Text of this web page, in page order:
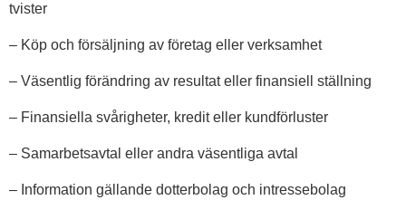
tvister
– Köp och försäljning av företag eller verksamhet
– Väsentlig förändring av resultat eller finansiell ställning
– Finansiella svårigheter, kredit eller kundförluster
– Samarbetsavtal eller andra väsentliga avtal
– Information gällande dotterbolag och intressebolag